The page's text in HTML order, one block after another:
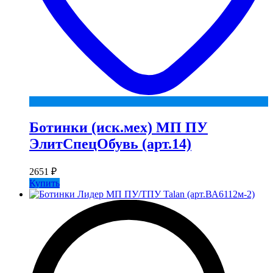
Ботинки (иск.мех) МП ПУ
ЭлитСпецОбувь (арт.14)
2651 ₽
Купить